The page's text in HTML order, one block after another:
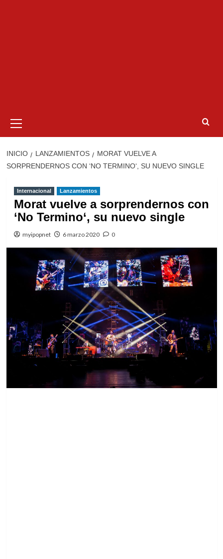
primario
INICIO LANZAMIENTOS
MORAT VUELVE A
SORPRENDERNOS CON ‘NO TERMINO‘, SU NUEVO SINGLE
Internacional Lanzamientos
Morat vuelve a sorprendernos con
‘No Termino‘, su nuevo single
myipopnet 6 marzo 2020 0